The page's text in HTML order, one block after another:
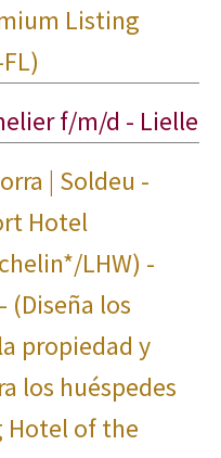
Listing
f/m/d - Lielle
| Soldeu -
Hotel
LHW) -
(Diseña los
propiedad y
los huéspedes
Hotel of the